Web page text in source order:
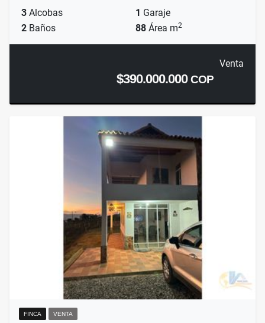
3 Alcobas 1 Garaje
2 Baños 88 Área m2
Venta
$390.000.000COP
FINCA VENTA